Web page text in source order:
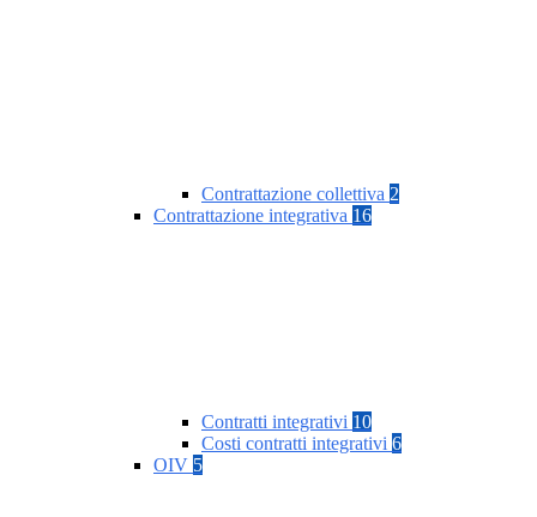
Contrattazione collettiva 2
Contrattazione integrativa 16
Contratti integrativi 10
Costi contratti integrativi 6
OIV 5